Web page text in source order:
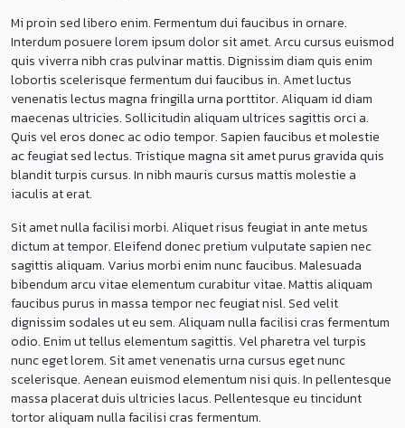
Mi proin sed libero enim. Fermentum dui faucibus in ornare.
Interdum posuere lorem ipsum dolor sit amet. Arcu cursus euismod
quis viverra nibh cras pulvinar mattis. Dignissim diam quis enim
lobortis scelerisque fermentum dui faucibus in. Amet luctus
venenatis lectus magna fringilla urna porttitor. Aliquam id diam
maecenas ultricies. Sollicitudin aliquam ultrices sagittis orci a.
Quis vel eros donec ac odio tempor. Sapien faucibus et molestie
ac feugiat sed lectus. Tristique magna sit amet purus gravida quis
blandit turpis cursus. In nibh mauris cursus mattis molestie a
iaculis at erat.
Sit amet nulla facilisi morbi. Aliquet risus feugiat in ante metus
dictum at tempor. Eleifend donec pretium vulputate sapien nec
sagittis aliquam. Varius morbi enim nunc faucibus. Malesuada
bibendum arcu vitae elementum curabitur vitae. Mattis aliquam
faucibus purus in massa tempor nec feugiat nisl. Sed velit
dignissim sodales ut eu sem. Aliquam nulla facilisi cras fermentum
odio. Enim ut tellus elementum sagittis. Vel pharetra vel turpis
nunc eget lorem. Sit amet venenatis urna cursus eget nunc
scelerisque. Aenean euismod elementum nisi quis. In pellentesque
massa placerat duis ultricies lacus. Pellentesque eu tincidunt
tortor aliquam nulla facilisi cras fermentum.